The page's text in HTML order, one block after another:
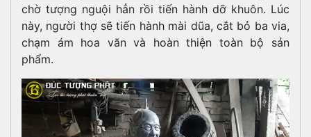
chờ tượng nguội hẳn rồi tiến hành dỡ khuôn. Lúc
này, người thợ sẽ tiến hành mài dũa, cắt bỏ ba via,
chạm ám hoa văn và hoàn thiện toàn bộ sản
phẩm.